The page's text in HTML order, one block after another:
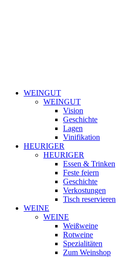
WEINGUT
WEINGUT
Vision
Geschichte
Lagen
Vinifikation
HEURIGER
HEURIGER
Essen & Trinken
Feste feiern
Geschichte
Verkostungen
Tisch reservieren
WEINE
WEINE
Weißweine
Rotweine
Spezialitäten
Zum Weinshop